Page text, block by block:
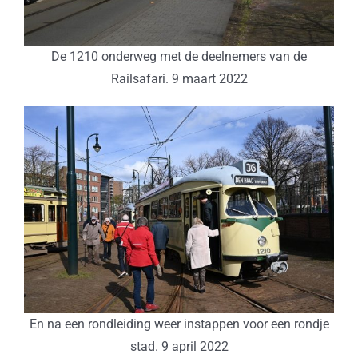
De 1210 onderweg met de deelnemers van de
Railsafari. 9 maart 2022
En na een rondleiding weer instappen voor een rondje
stad. 9 april 2022